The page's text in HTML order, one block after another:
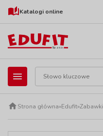
Katalogi online
Strona główna»Edufit»Zabawki